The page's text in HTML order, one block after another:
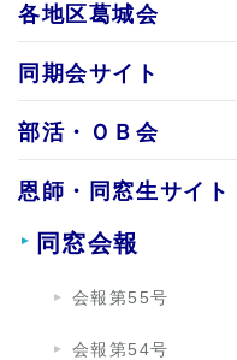
各地区葛城会
同期会サイト
部活・ＯＢ会
恩師・同窓生サイト
同窓会報
会報第55号
会報第54号